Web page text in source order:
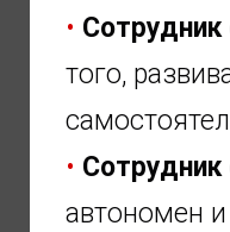
•
того,
• Сотрудник
автономен